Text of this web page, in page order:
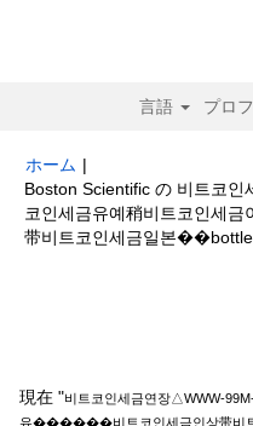
言語 プロ
ホーム |
Boston Scientific の 비트코
코인세금유예稍비트코인
带비트코인세금일본
現在 "비트코인세금연장△WWW-
유����‍��비트코인세금인상带비